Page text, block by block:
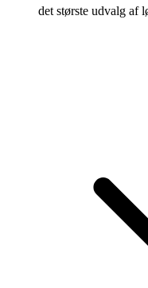
det største udvalg af